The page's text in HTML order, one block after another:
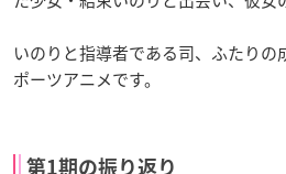
いのりと指導者である司、ふたりの
ポーツアニメです。
第1期の振り返り